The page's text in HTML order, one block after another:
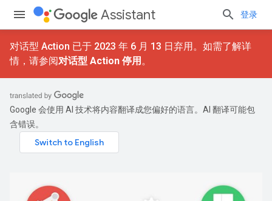
Assistant 登录
对话型 Action 已于 2023 年 6 月 13 日弃用。如需了解详
情，请参阅对话型 Action 停用 。
Google 会使用 AI 技术将内容翻译成您偏好的语言。AI 翻译可能包
含错误。